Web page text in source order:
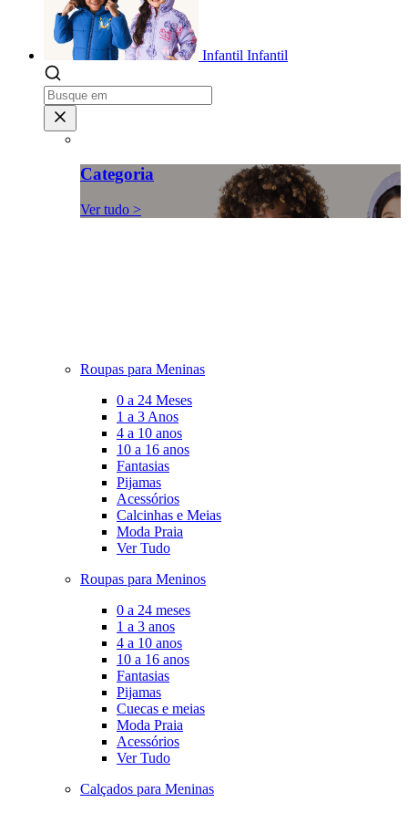
Infantil Infantil
Categoria
Ver tudo >
Roupas para Meninas
0 a 24 Meses
1 a 3 Anos
4 a 10 anos
10 a 16 anos
Fantasias
Pijamas
Acessórios
Calcinhas e Meias
Moda Praia
Ver Tudo
Roupas para Meninos
0 a 24 meses
1 a 3 anos
4 a 10 anos
10 a 16 anos
Fantasias
Pijamas
Cuecas e meias
Moda Praia
Acessórios
Ver Tudo
Calçados para Meninas